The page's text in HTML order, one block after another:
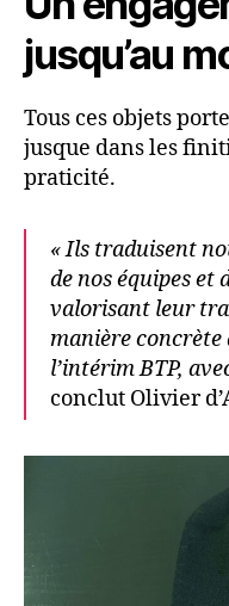
jusqu’au
Tous ces objets
jusque dans les
praticité.
« Ils traduisent
de nos équipes et
valorisant leur
manière concrète
l’intérim BTP,
conclut Olivier